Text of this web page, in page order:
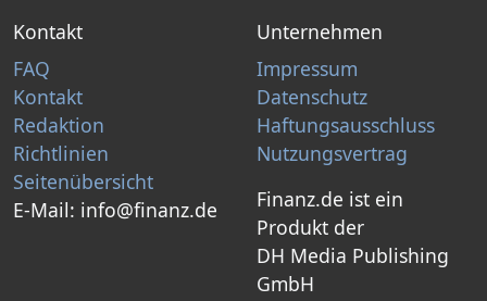
Kontakt
FAQ
Kontakt
Redaktion
Richtlinien
Seitenübersicht
E-Mail: info@finanz.de
Unternehmen
Impressum
Datenschutz
Haftungsausschluss
Nutzungsvertrag
Finanz.de ist ein
Produkt der
DH Media Publishing
GmbH